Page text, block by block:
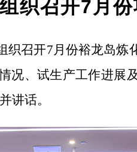
织召开7月
织召开7月份裕龙岛炼
况、试生产工作进展及
讲话。